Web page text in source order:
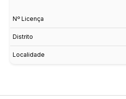
Nº Licença
Distrito
Localidade